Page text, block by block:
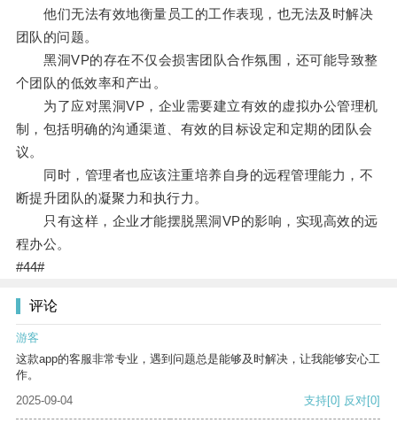
他们无法有效地衡量员工的工作表现，也无法及时解决
团队的问题。
黑洞VP的存在不仅会损害团队合作氛围，还可能导致整
个团队的低效率和产出。
为了应对黑洞VP，企业需要建立有效的虚拟办公管理机
制，包括明确的沟通渠道、有效的目标设定和定期的团队会
议。
同时，管理者也应该注重培养自身的远程管理能力，不
断提升团队的凝聚力和执行力。
只有这样，企业才能摆脱黑洞VP的影响，实现高效的远
程办公。
#44#
评论
游客
这款app的客服非常专业，遇到问题总是能够及时解决，让我能够安心工
作。
2025-09-04
支持[0] 反对[0]